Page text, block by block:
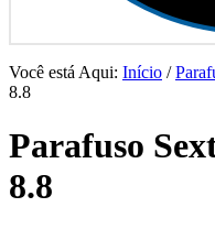
Você está Aqui: Início /
8.8
Parafuso
8.8